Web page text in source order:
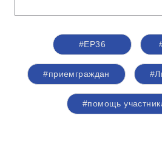
#ЕР36
#приемграждан
#помощь